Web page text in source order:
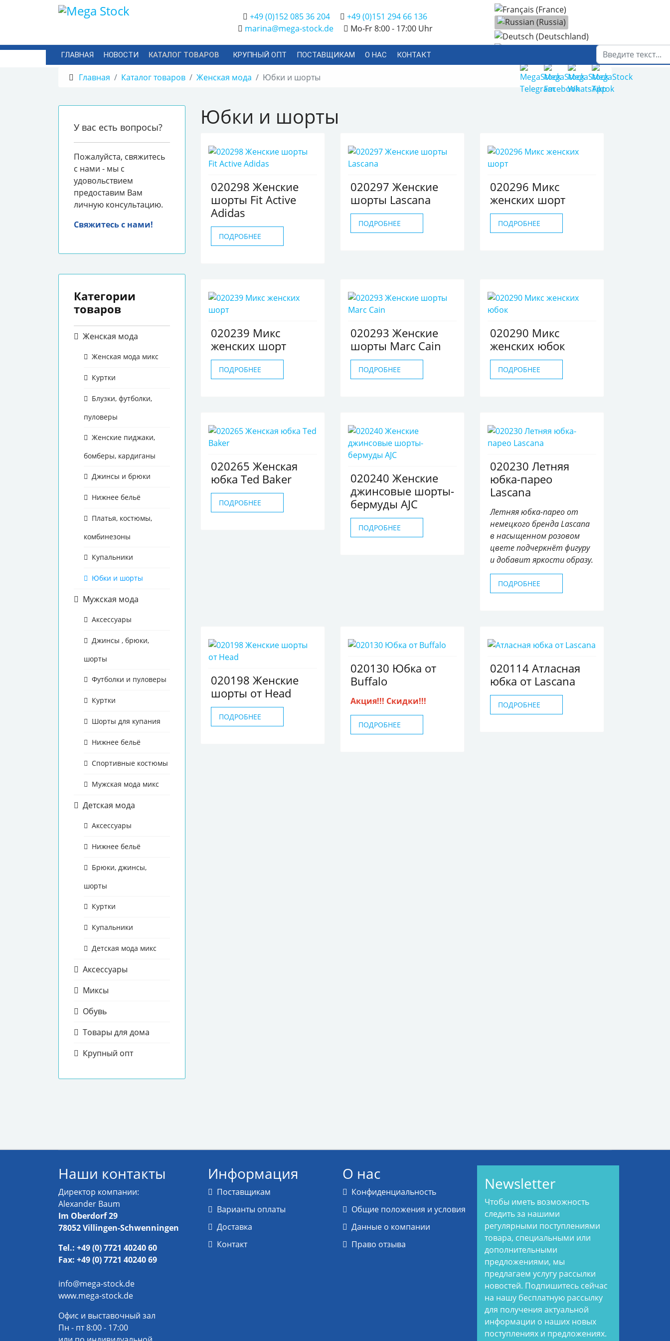
+49 (0)152 085 36 204
+49 (0)151 294 66 136
marina@mega-stock.de
Mo-Fr 8:00 - 17:00 Uhr
Выберите язык
Поиск
ГЛАВНАЯ НОВОСТИ КАТАЛОГ ТОВАРОВ КРУПНЫЙ ОПТ ПОСТАВЩИКАМ О НАС КОНТАКТ
Главная Каталог товаров Женская мода Юбки и шорты
У вас есть вопросы?
Пожалуйста, свяжитесь
с нами - мы с
удовольствием
предоставим Вам
личную консультацию.
Свяжитесь с нами!
Категории
товаров
Женская мода
Женская мода микс
Куртки
Блузки, футболки,
пуловеры
Женские пиджаки,
бомберы, кардиганы
Джинсы и брюки
Нижнее бельё
Платья, костюмы,
комбинезоны
Купальники
Юбки и шорты
Мужская мода
Аксессуары
Джинсы , брюки,
шорты
Футболки и пуловеры
Куртки
Шорты для купания
Нижнее бельё
Спортивные костюмы
Мужская мода микс
Детская мода
Аксессуары
Нижнее бельё
Брюки, джинсы,
шорты
Куртки
Купальники
Детская мода микс
Аксессуары
Миксы
Обувь
Товары для дома
Крупный опт
Юбки и шорты
020298 Женские
шорты Fit Active
Adidas
ПОДРОБНЕЕ
020297 Женские
шорты Lascana
ПОДРОБНЕЕ
020296 Микс
женских шорт
ПОДРОБНЕЕ
020239 Микс
женских шорт
ПОДРОБНЕЕ
020293 Женские
шорты Marc Cain
ПОДРОБНЕЕ
020290 Микс
женских юбок
ПОДРОБНЕЕ
020265 Женская
юбка Ted Baker
ПОДРОБНЕЕ
020240 Женские
джинсовые шорты-
бермуды AJC
ПОДРОБНЕЕ
020230 Летняя
юбка-парео
Lascana
Летняя юбка-парео от
немецкого бренда Lascana
в насыщенном розовом
цвете подчеркнёт фигуру
и добавит яркости образу.
ПОДРОБНЕЕ
020198 Женские
шорты от Head
ПОДРОБНЕЕ
020130 Юбка от
Buffalo
Акция!!! Скидки!!!
ПОДРОБНЕЕ
020114 Атласная
юбка от Lascana
ПОДРОБНЕЕ
Наши контакты
Директор компании:
Alexander Baum
Im Oberdorf 29
78052 Villingen-Schwenningen
Tel.: +49 (0) 7721 40240 60
Fax: +49 (0) 7721 40240 69
info@mega-stock.de
www.mega-stock.de
Офис и выставочный зал
Пн - пт 8:00 - 17:00
Информация
Поставщикам
Варианты оплаты
Доставка
Контакт
О нас
Конфиденциальность
Общие положения и условия
Данные о компании
Право отзыва
Newsletter
Чтобы иметь возможность
следить за нашими
регулярными поступлениями
товара, специальными или
дополнительными
предложениями, мы
предлагаем услугу рассылки
новостей. Подпишитесь сейчас
на нашу бесплатную рассылку
для получения актуальной
информации о наших новых
поступлениях и предложениях.